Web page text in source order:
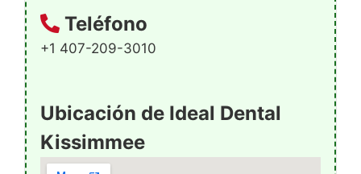
Teléfono
+1 407-209-3010
Ubicación de Ideal Dental
Kissimmee